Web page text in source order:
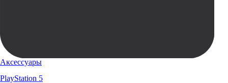
Аксессуары
PlayStation 5